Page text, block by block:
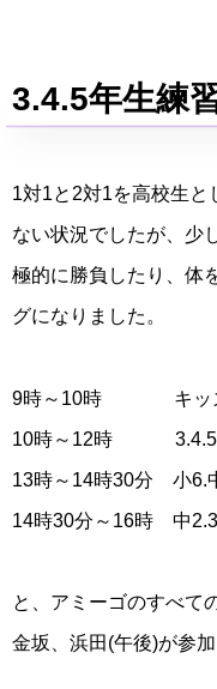
3.4.5年生練
1対1と2対1を高校生と
ない状況でしたが、少
極的に勝負したり、体
グになりました。
9時～10時 キッ
10時～12時 3.4.5
13時～14時30分 小6.
14時30分～16時 中2.3
と、アミーゴのすべて
金坂、浜田(午後)が参加